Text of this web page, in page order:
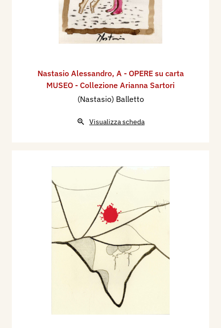
Nastasio Alessandro, A - OPERE su carta
MUSEO - Collezione Arianna Sartori
(Nastasio) Balletto
Visualizza scheda